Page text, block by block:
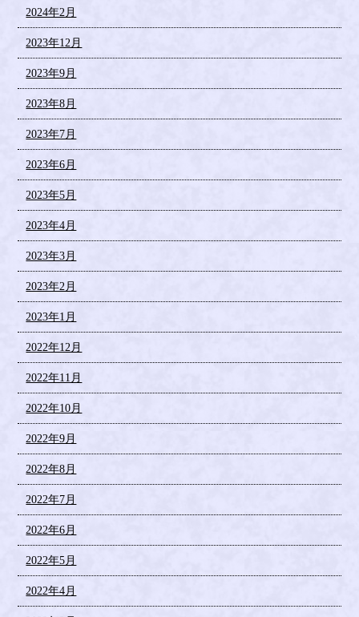
2024年2月
2023年12月
2023年9月
2023年8月
2023年7月
2023年6月
2023年5月
2023年4月
2023年3月
2023年2月
2023年1月
2022年12月
2022年11月
2022年10月
2022年9月
2022年8月
2022年7月
2022年6月
2022年5月
2022年4月